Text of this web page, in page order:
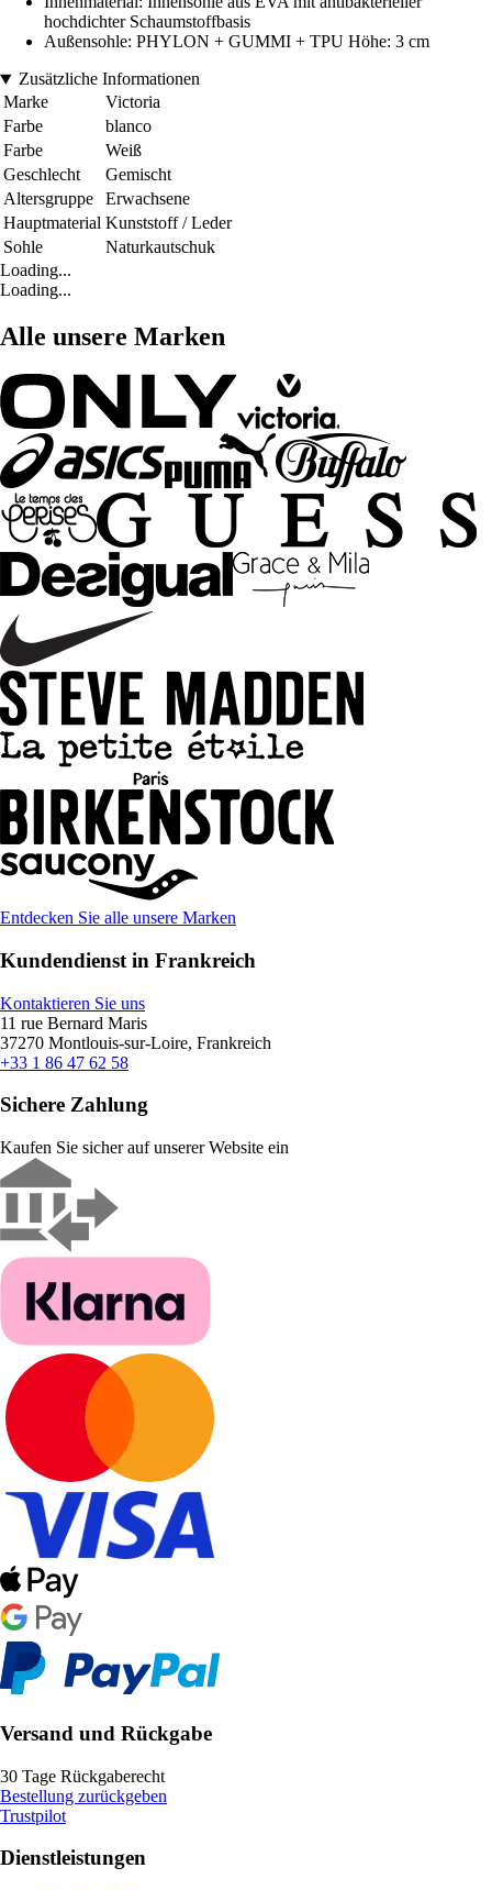
hochdichter Schaumstoffbasis
Außensohle: PHYLON + GUMMI + TPU Höhe: 3 cm
Zusätzliche Informationen
Marke
Victoria
Farbe
blanco
Farbe
Weiß
Geschlecht
Gemischt
Altersgruppe
Erwachsene
Hauptmaterial Kunststoff / Leder
Sohle
Naturkautschuk
Loading...
Loading...
Alle unsere Marken
Entdecken Sie alle unsere Marken
Kundendienst in Frankreich
Kontaktieren Sie uns
11 rue Bernard Maris
37270 Montlouis-sur-Loire, Frankreich
+33 1 86 47 62 58
Sichere Zahlung
Kaufen Sie sicher auf unserer Website ein
Versand und Rückgabe
30 Tage Rückgaberecht
Bestellung zurückgeben
Trustpilot
Dienstleistungen